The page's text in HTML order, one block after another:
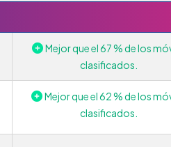
Mejor que el 67 % de los
clasificados.
Mejor que el 62 % de los
clasificados.